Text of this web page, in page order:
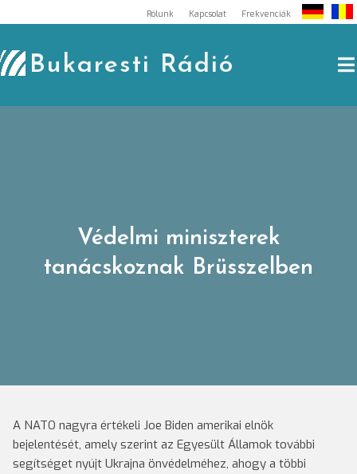
to
content
Rólunk Kapcsolat Frekvenciák
Bukaresti Rádió
Védelmi miniszterek
tanácskoznak Brüsszelben
A NATO nagyra értékeli Joe Biden amerikai elnök
bejelentését, amely szerint az Egyesült Államok további
segítséget nyújt Ukrajna önvédelméhez, ahogy a többi